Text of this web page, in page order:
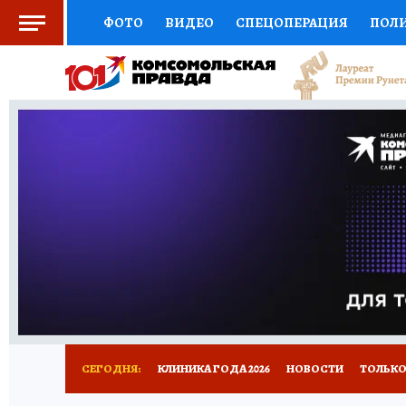
ФОТО ВИДЕО СПЕЦОПЕРАЦИЯ
СОЦПОДДЕРЖКА НАУКА СПОРТ
ВЫБОР ЭКСПЕРТОВ ДОКТОР
ПРОГНОЗЫ НА СПОРТ
НОВОЕ
СЕГОДНЯ: КЛИНИКА ГОДА 2026 НОВОСТИ